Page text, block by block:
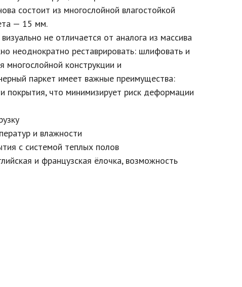
состоит из многослойной влагостойкой
— 15 мм.
не отличается от аналога из массива
неоднократно реставрировать: шлифовать и
многослойной конструкции и
паркет имеет важные преимущества:
покрытия, что минимизирует риск деформации
и влажности
с системой теплых полов
и французская ёлочка, возможность